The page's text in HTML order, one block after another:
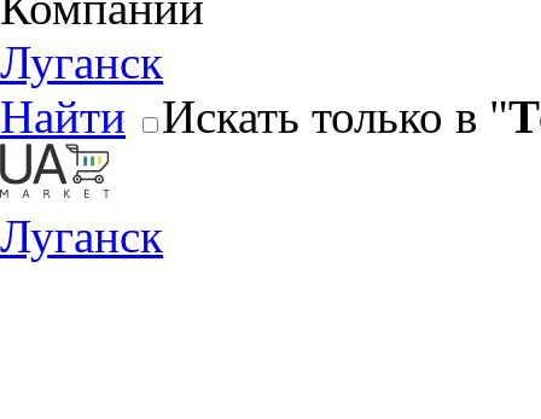
Луганск
Найти
Искать только в "
Луганск